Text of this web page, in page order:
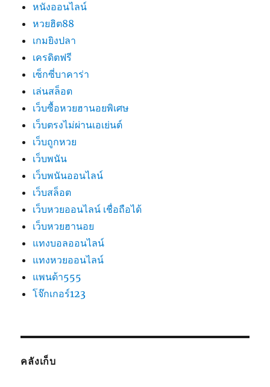
หนังออนไลน์
หวยฮิต88
เกมยิงปลา
เครดิตฟรี
เซ็กซี่บาคาร่า
เล่นสล็อต
เว็บซื้อหวยฮานอยพิเศษ
เว็บตรงไม่ผ่านเอเย่นต์
เว็บถูกหวย
เว็บพนัน
เว็บพนันออนไลน์
เว็บสล็อต
เว็บหวยออนไลน์ เชื่อถือได้
เว็บหวยฮานอย
แทงบอลออนไลน์
แทงหวยออนไลน์
แพนด้า555
โจ๊กเกอร์123
คลังเก็บ